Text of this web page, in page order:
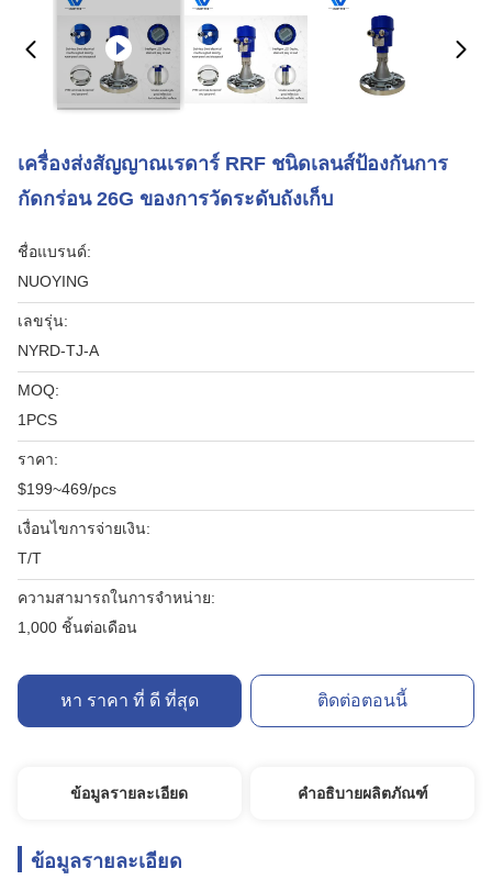
เครื่องส่งสัญญาณเรดาร์ RRF ชนิดเลนส์ป้องกันการ
กัดกร่อน 26G ของการวัดระดับถังเก็บ
ชื่อแบรนด์:
NUOYING
เลขรุ่น:
NYRD-TJ-A
MOQ:
1PCS
ราคา:
$199~469/pcs
เงื่อนไขการจ่ายเงิน:
T/T
ความสามารถในการจําหน่าย:
1,000 ชิ้นต่อเดือน
หา ราคา ที่ ดี ที่สุด ติดต่อตอนนี้
ข้อมูลรายละเอียด คำอธิบายผลิตภัณฑ์
ข้อมูลรายละเอียด